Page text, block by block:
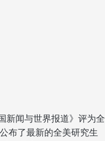
新闻与世界报道》评为全
布了最新的全美研究生